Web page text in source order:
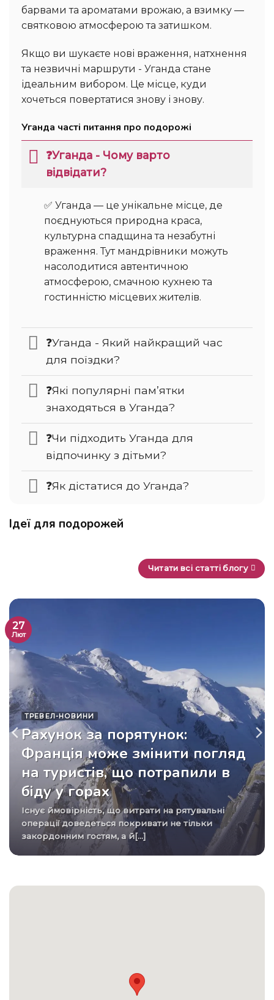
барвами та ароматами врожаю, а взимку —
святковою атмосферою та затишком.
Якщо ви шукаєте нові враження, натхнення
та незвичні маршрути - Уганда стане
ідеальним вибором. Це місце, куди
хочеться повертатися знову і знову.
Уганда часті питання про подорожі
❓Уганда - Чому варто
відвідати?
✅ Уганда — це унікальне місце, де
поєднуються природна краса,
культурна спадщина та незабутні
враження. Тут мандрівники можуть
насолодитися автентичною
атмосферою, смачною кухнею та
гостинністю місцевих жителів.
❓Уганда - Який найкращий час
для поїздки?
❓Які популярні пам’ятки
знаходяться в Уганда?
❓Чи підходить Уганда для
відпочинку з дітьми?
❓Як дістатися до Уганда?
Ідеї для подорожей
Читати всі статті блогу
ТРЕВЕЛ-НОВИНИ
Рахунок за порятунок:
Франція може змінити погляд
на туристів, що потрапили в
біду у горах
Існує ймовірність, що витрати на рятувальні
операції доведеться покривати не тільки
закордонним гостям, а й[...]
27
Лют